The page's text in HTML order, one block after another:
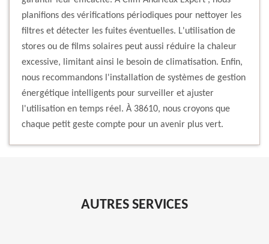
planifions des vérifications périodiques pour nettoyer les
filtres et détecter les fuites éventuelles. L'utilisation de
stores ou de films solaires peut aussi réduire la chaleur
excessive, limitant ainsi le besoin de climatisation. Enfin,
nous recommandons l'installation de systèmes de gestion
énergétique intelligents pour surveiller et ajuster
l'utilisation en temps réel. À 38610, nous croyons que
chaque petit geste compte pour un avenir plus vert.
AUTRES SERVICES